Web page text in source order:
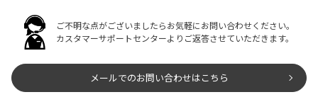
ご不明な点がございましたらお気軽にお問い合わせください。
カスタマーサポートセンターよりご返答させていただきます。
メールでのお問い合わせはこちら